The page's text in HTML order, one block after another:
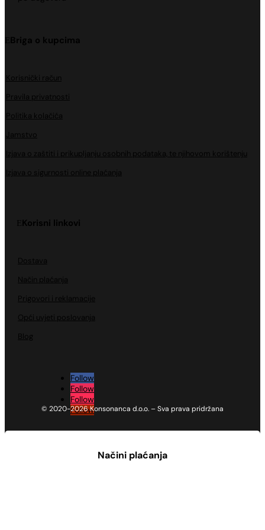
Briga o kupcima
Korisnički račun
Pravila privatnosti
Politika kolačića
Jamstvo
Izjava o zaštiti i prikupljanju osobnih podataka, te njihovom korištenju
Izjava o sigurnosti online plaćanja
Korisni linkovi
Dostava
Način plaćanja
Prigovori i reklamacije
Opći uvjeti poslovanja
Blog
Follow
Follow
Follow
Follow
© 2020-2026 Konsonanca d.o.o. – Sva prava pridržana
Načini plaćanja